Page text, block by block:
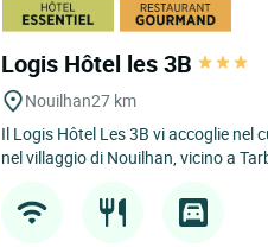
Logis Hôtel les 3B
Nouilhan27 km
Il Logis Hôtel Les 3B vi accoglie nel
nel villaggio di Nouilhan, vicino a